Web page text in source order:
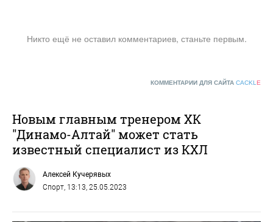
Никто ещё не оставил комментариев, станьте первым.
КОММЕНТАРИИ ДЛЯ САЙТА CACKL E
Новым главным тренером ХК
"Динамо-Алтай" может стать
известный специалист из КХЛ
Алексей Кучерявых
Спорт, 13:13, 25.05.2023